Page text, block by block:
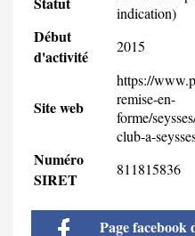
indication)
Début
d'activité
2015
Site web
https://
remise-en-
forme/
club-a-
Numéro
SIRET
811815836
Page facebook